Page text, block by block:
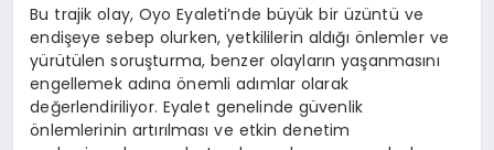
Bu trajik olay, Oyo Eyaleti’nde büyük bir üzüntü ve
endişeye sebep olurken, yetkililerin aldığı önlemler ve
yürütülen soruşturma, benzer olayların yaşanmasını
engellemek adına önemli adımlar olarak
değerlendiriliyor. Eyalet genelinde güvenlik
önlemlerinin artırılması ve etkin denetim